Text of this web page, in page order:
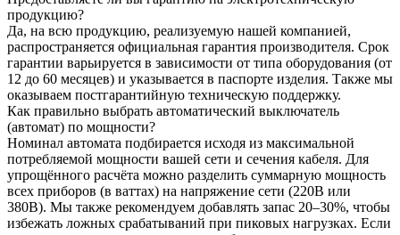
продукцию?
Да, на всю продукцию, реализуемую нашей компанией,
распространяется официальная гарантия производителя. Срок
гарантии варьируется в зависимости от типа оборудования (от
12 до 60 месяцев) и указывается в паспорте изделия. Также мы
оказываем постгарантийную техническую поддержку.
Как правильно выбрать автоматический выключатель
(автомат) по мощности?
Номинал автомата подбирается исходя из максимальной
потребляемой мощности вашей сети и сечения кабеля. Для
упрощённого расчёта можно разделить суммарную мощность
всех приборов (в ваттах) на напряжение сети (220В или
380В). Мы также рекомендуем добавлять запас 20–30%, чтобы
избежать ложных срабатываний при пиковых нагрузках. Если